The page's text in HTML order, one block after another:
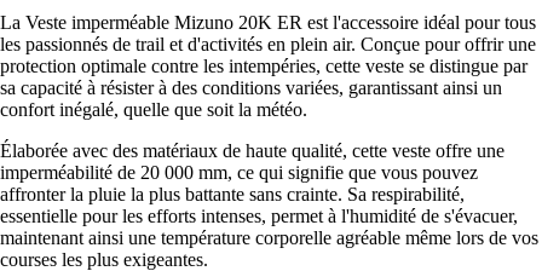
La Veste imperméable Mizuno 20K ER est l'accessoire idéal pour tous
les passionnés de trail et d'activités en plein air. Conçue pour offrir une
protection optimale contre les intempéries, cette veste se distingue par
sa capacité à résister à des conditions variées, garantissant ainsi un
confort inégalé, quelle que soit la météo.
Élaborée avec des matériaux de haute qualité, cette veste offre une
imperméabilité de 20 000 mm, ce qui signifie que vous pouvez
affronter la pluie la plus battante sans crainte. Sa respirabilité,
essentielle pour les efforts intenses, permet à l'humidité de s'évacuer,
maintenant ainsi une température corporelle agréable même lors de vos
courses les plus exigeantes.